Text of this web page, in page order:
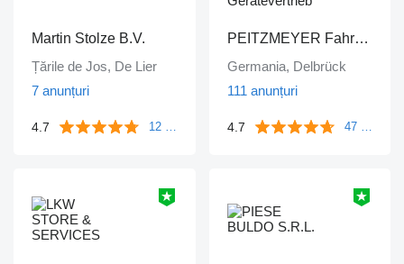
Martin Stolze B.V.
Țările de Jos, De Lier
7 anunțuri
4.7 12 comentarii
PEITZMEYER Fahrzeug- und Gerätevertrieb
Germania, Delbrück
111 anunțuri
4.7 47 comentarii